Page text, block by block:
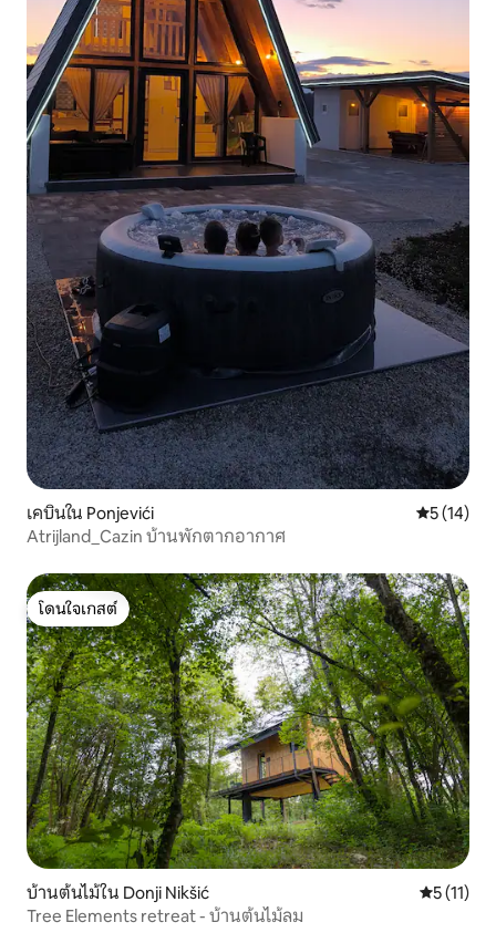
เคบินใน Ponjevići คะแนนเฉลี่
5 (14)
Atrijland_Cazin บ้านพักตากอากาศ
โดนใจเกสต์
โดนใจเกสต์
บ้านต้นไม้ใน Donji Nikšić คะแนนเฉ
5 (11)
Tree Elements retreat - บ้านต้นไม้ลม